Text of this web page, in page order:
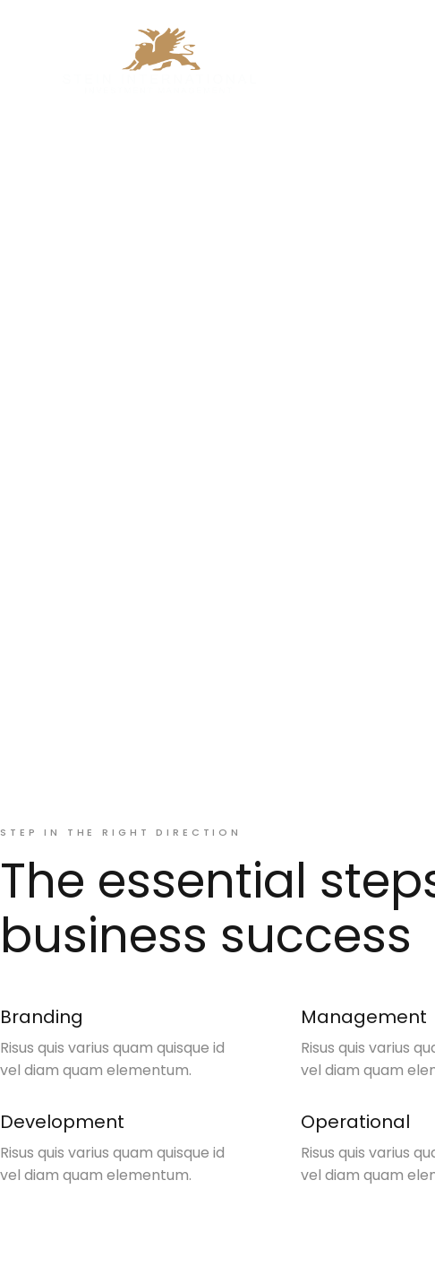
STEP IN THE RIGHT DIRECTION
The essential
business success
Branding
Risus quis varius quam quisque id
vel diam quam elementum.
Development
Risus quis varius quam quisque id
vel diam quam elementum.
Management
Risus quis varius
vel diam quam
Operational
Risus quis varius
vel diam quam